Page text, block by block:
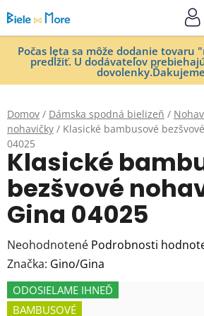
na
obsah
Počas leta sa môže dodanie tovaru
predĺžiť. U dodávateľov
dovolenky.Ďakujeme
Domov / Dámska spodná bielizeň /
nohavičky / Klasické bambusové
04025
Klasické
bezšvové
Gina 04025
Priemerné
hodnotenie
produktu
je
Neohodnotené Podrobnosti
Značka: Gino/Gina
ODOSIELAME IHNEĎ
BAMBUSOVÉ